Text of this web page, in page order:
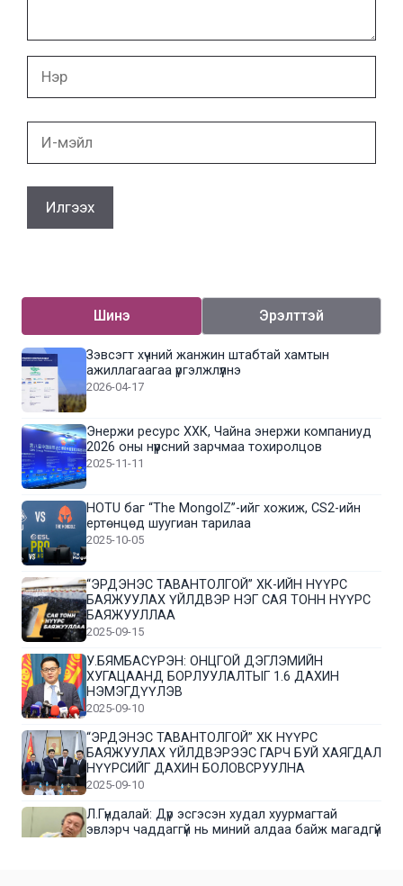
мэйл
Шинэ Эрэлттэй
Зэвсэгт хүчний жанжин штабтай хамтын
ажиллагаагаа үргэлжлүүлнэ
2026-04-17
Энержи ресурс ХХК, Чайна энержи компаниуд
2026 оны нүүрсний зарчмаа тохиролцов
2025-11-11
HOTU баг “The MongolZ”-ийг хожиж, CS2-ийн
ертөнцөд шуугиан тарилаа
2025-10-05
“ЭРДЭНЭС ТАВАНТОЛГОЙ” ХК-ИЙН НҮҮРС
БАЯЖУУЛАХ ҮЙЛДВЭР НЭГ САЯ ТОНН НҮҮРС
БАЯЖУУЛЛАА
2025-09-15
У.БЯМБАСҮРЭН: ОНЦГОЙ ДЭГЛЭМИЙН
ХУГАЦААНД БОРЛУУЛАЛТЫГ 1.6 ДАХИН
НЭМЭГДҮҮЛЭВ
2025-09-10
“ЭРДЭНЭС ТАВАНТОЛГОЙ” ХК НҮҮРС
БАЯЖУУЛАХ ҮЙЛДВЭРЭЭС ГАРЧ БУЙ ХАЯГДАЛ
НҮҮРСИЙГ ДАХИН БОЛОВСРУУЛНА
2025-09-10
Л.Гүндалай: Дүр эсгэсэн худал хуурмагтай
эвлэрч чаддаггүй нь миний алдаа байж магадгүй